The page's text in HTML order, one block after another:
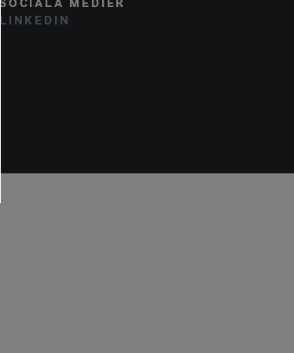
SOCIALA MEDIER
LINKEDIN